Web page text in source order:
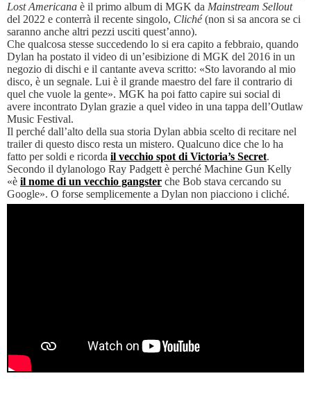
Lost Americana è il primo album di MGK da Mainstream Sellout
del 2022 e conterrà il recente singolo, Cliché(non si sa ancora se ci
saranno anche altri pezzi usciti quest’anno).
Che qualcosa stesse succedendo lo si era capito a febbraio, quando
Dylan ha postato il video di un’esibizione di MGK del 2016 in un
negozio di dischi e il cantante aveva scritto: «Sto lavorando al mio
disco, è un segnale. Lui è il grande maestro del fare il contrario di
quel che vuole la gente». MGK ha poi fatto capire sui social di
avere incontrato Dylan grazie a quel video in una tappa dell’Outlaw
Music Festival.
Il perché dall’alto della sua storia Dylan abbia scelto di recitare nel
trailer di questo disco resta un mistero. Qualcuno dice che lo ha
fatto per soldi e ricorda il vecchio spot di Victoria’s Secret.
Secondo il dylanologo Ray Padgett è perché Machine Gun Kelly
«è il nome di un vecchio gangster che Bob stava cercando su
Google». O forse semplicemente a Dylan non piacciono i cliché.